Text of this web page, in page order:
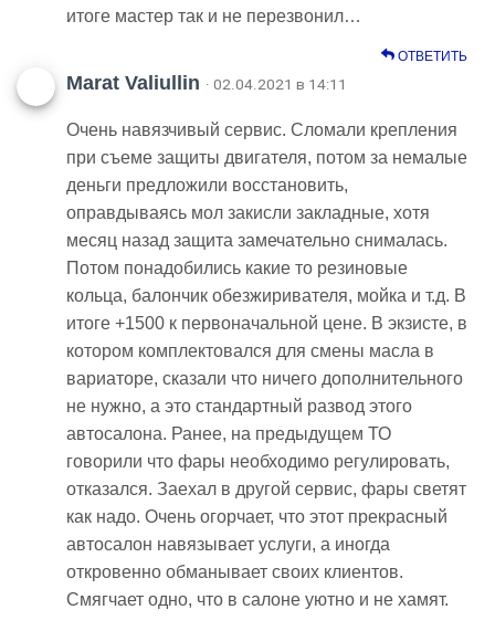
итоге мастер так и не перезвонил…
ОТВЕТИТЬ
Marat Valiullin · 02.04.2021 в 14:11
Очень навязчивый сервис. Сломали крепления
при съеме защиты двигателя, потом за немалые
деньги предложили восстановить,
оправдываясь мол закисли закладные, хотя
месяц назад защита замечательно снималась.
Потом понадобились какие то резиновые
кольца, балончик обезжиривателя, мойка и т.д. В
итоге +1500 к первоначальной цене. В экзисте, в
котором комплектовался для смены масла в
вариаторе, сказали что ничего дополнительного
не нужно, а это стандартный развод этого
автосалона. Ранее, на предыдущем ТО
говорили что фары необходимо регулировать,
отказался. Заехал в другой сервис, фары светят
как надо. Очень огорчает, что этот прекрасный
автосалон навязывает услуги, а иногда
откровенно обманывает своих клиентов.
Смягчает одно, что в салоне уютно и не хамят.